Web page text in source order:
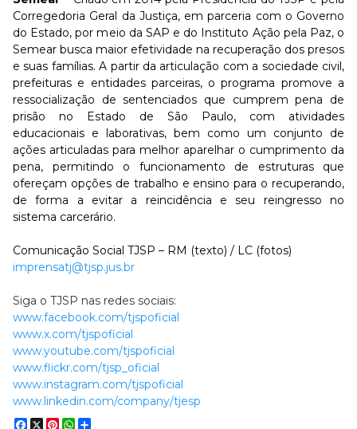
Corregedoria Geral da Justiça, em parceria com o Governo
do Estado, por meio da SAP e do Instituto Ação pela Paz, o
Semear busca maior efetividade na recuperação dos presos
e suas famílias. A partir da articulação com a sociedade civil,
prefeituras e entidades parceiras, o programa promove a
ressocialização de sentenciados que cumprem pena de
prisão no Estado de São Paulo, com atividades
educacionais e laborativas, bem como um conjunto de
ações articuladas para melhor aparelhar o cumprimento da
pena, permitindo o funcionamento de estruturas que
ofereçam opções de trabalho e ensino para o recuperando,
de forma a evitar a reincidência e seu reingresso no
sistema carcerário.
Comunicação Social TJSP – RM (texto) / LC (fotos)
imprensatj@tjsp.jus.br
Siga o TJSP nas redes sociais:
www.facebook.com/tjspoficial
www.x.com/tjspoficial
www.youtube.com/tjspoficial
www.flickr.com/tjsp_oficial
www.instagram.com/tjspoficial
www.linkedin.com/company/tjesp
Facebook
X Pinterest
WhatsApp